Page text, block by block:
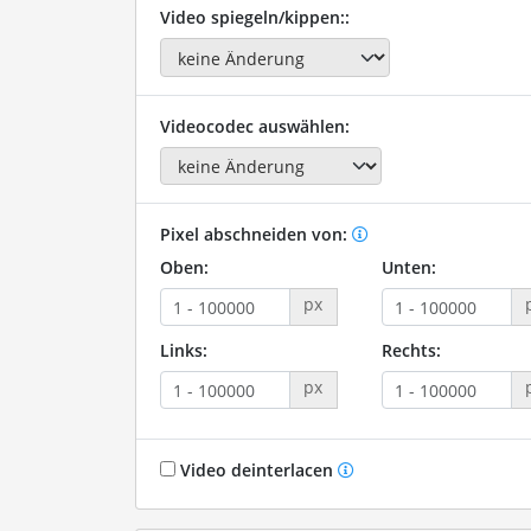
Video spiegeln/kippen::
Videocodec auswählen:
Pixel abschneiden von:
Oben:
px
Unten:
Links:
px
Rechts:
Video deinterlacen